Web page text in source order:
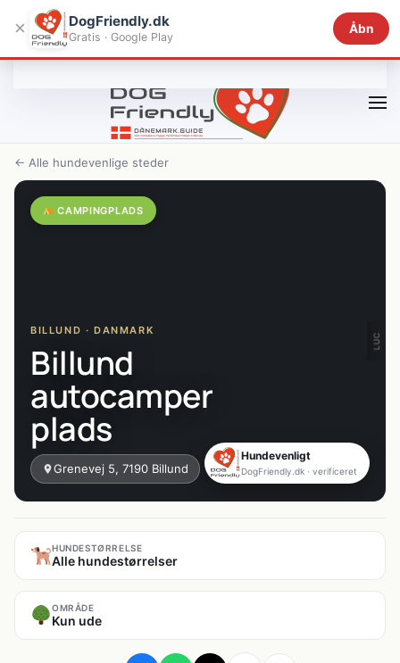
Gå til hovedindhold
× DogFriendly.dk
Gratis · Google Play
Åbn
← Alle hundevenlige steder
CAMPINGPLADS
BILLUND · DANMARK
Billund
autocamper
plads
Grenevej 5, 7190 Billund
Hundevenligt
DogFriendly.dk · verificeret
LUC
HUNDESTØRRELSE
Alle hundestørrelser
OMRÅDE
Kun ude